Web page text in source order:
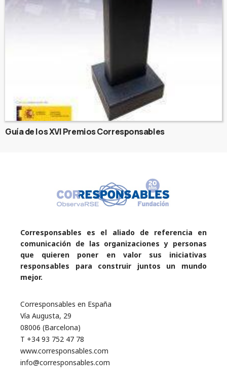
Guía de los XVI Premios Corresponsables
Corresponsables es el aliado de referencia en
comunicación de las organizaciones y personas
que quieren poner en valor sus iniciativas
responsables para construir juntos un mundo
mejor.
Corresponsables en España
Vía Augusta, 29
08006 (Barcelona)
T +34 93 752 47 78
www.corresponsables.com
info@corresponsables.com